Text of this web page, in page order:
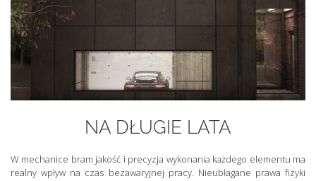
NA DŁUGIE LATA
W mechanice bram jakość i precyzja wykonania każdego elementu ma
realny wpływ na czas bezawaryjnej pracy. Nieubłagane prawa fizyki